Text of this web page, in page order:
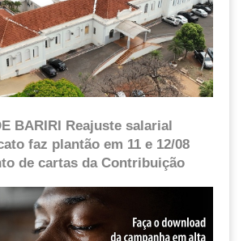
BARIRI Reajuste salarial
faz plantão em 11 e 12/08
de cartas da Contribuição